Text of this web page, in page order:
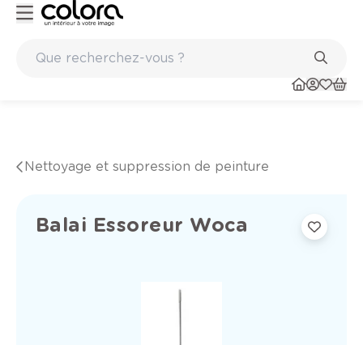
Nettoyage et suppression de peinture
Balai Essoreur Woca